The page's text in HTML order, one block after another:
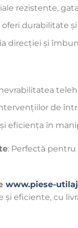
rezistente,
durabilitate
direcției și
de
eficiența în
: Perfectă
www.piese-
și eficiente, cu